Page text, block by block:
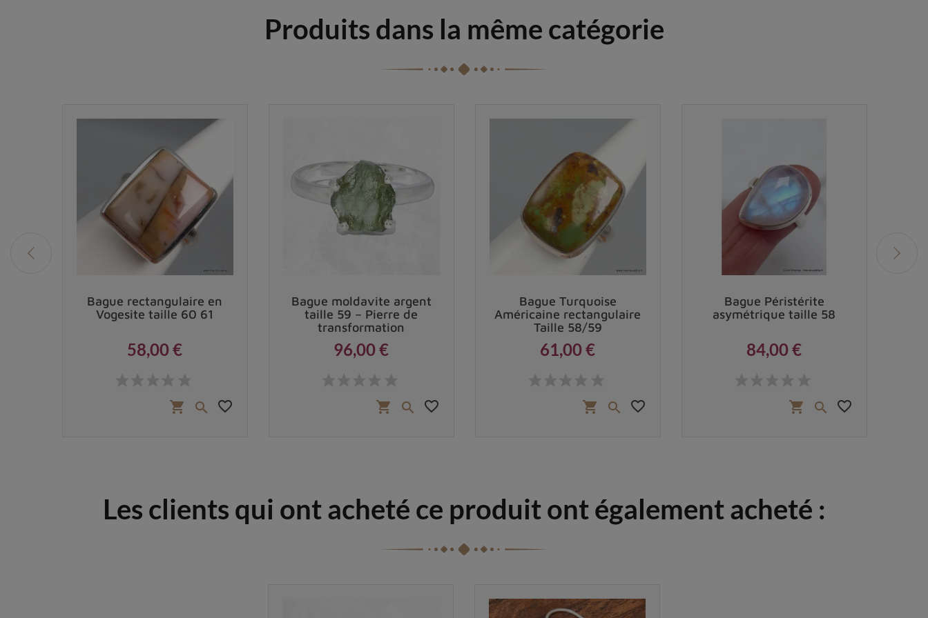
Produits dans la même catégorie
Bague rectangulaire en
Vogesite taille 60 61
58,00 €
shopping_cart  favorite_border
Bague moldavite argent
taille 59 – Pierre de
transformation
96,00 €
shopping_cart  favorite_border
Bague Turquoise
Américaine rectangulaire
Taille 58/59
61,00 €
shopping_cart  favorite_border
Bague Péristérite
asymétrique taille 58
84,00 €
shopping_cart  favorite_border
Les clients qui ont acheté ce produit ont également acheté :